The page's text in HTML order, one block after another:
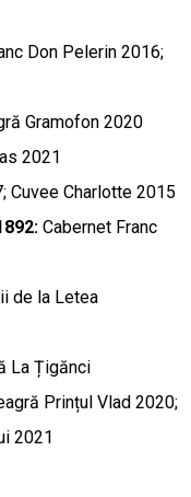
Don Pelerin 2016;
Gramofon 2020
2021
Cuvee Charlotte 2015
Cabernet Franc
de la Letea
La Țigănci
Prințul Vlad 2020;
2021